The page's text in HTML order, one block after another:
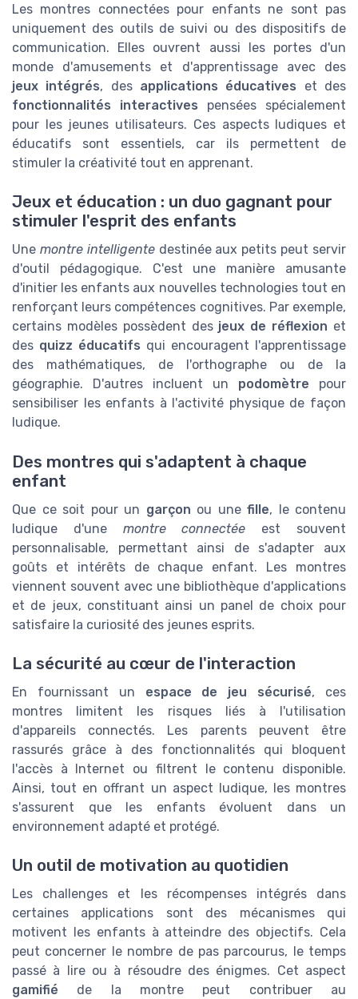
Les montres connectées pour enfants ne sont pas
uniquement des outils de suivi ou des dispositifs de
communication. Elles ouvrent aussi les portes d'un
monde d'amusements et d'apprentissage avec des
jeux intégrés, des applications éducatives et des
fonctionnalités interactives pensées spécialement
pour les jeunes utilisateurs. Ces aspects ludiques et
éducatifs sont essentiels, car ils permettent de
stimuler la créativité tout en apprenant.
Jeux et éducation : un duo gagnant pour
stimuler l'esprit des enfants
Une montre intelligentedestinée aux petits peut servir
d'outil pédagogique. C'est une manière amusante
d'initier les enfants aux nouvelles technologies tout en
renforçant leurs compétences cognitives. Par exemple,
certains modèles possèdent des jeux de réflexion et
des quizz éducatifs qui encouragent l'apprentissage
des mathématiques, de l'orthographe ou de la
géographie. D'autres incluent un podomètre pour
sensibiliser les enfants à l'activité physique de façon
ludique.
Des montres qui s'adaptent à chaque
enfant
Que ce soit pour un garçon ou une fille, le contenu
ludique d'une montre connectée est souvent
personnalisable, permettant ainsi de s'adapter aux
goûts et intérêts de chaque enfant. Les montres
viennent souvent avec une bibliothèque d'applications
et de jeux, constituant ainsi un panel de choix pour
satisfaire la curiosité des jeunes esprits.
La sécurité au cœur de l'interaction
En fournissant un espace de jeu sécurisé, ces
montres limitent les risques liés à l'utilisation
d'appareils connectés. Les parents peuvent être
rassurés grâce à des fonctionnalités qui bloquent
l'accès à Internet ou filtrent le contenu disponible.
Ainsi, tout en offrant un aspect ludique, les montres
s'assurent que les enfants évoluent dans un
environnement adapté et protégé.
Un outil de motivation au quotidien
Les challenges et les récompenses intégrés dans
certaines applications sont des mécanismes qui
motivent les enfants à atteindre des objectifs. Cela
peut concerner le nombre de pas parcourus, le temps
passé à lire ou à résoudre des énigmes. Cet aspect
gamifié de la montre peut contribuer au